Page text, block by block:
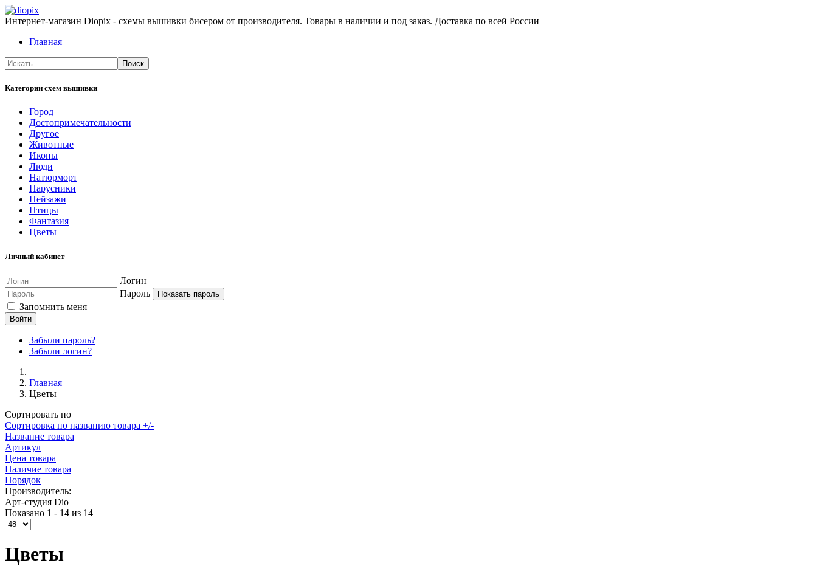
Интернет-магазин Diopix - схемы вышивки бисером от производителя. Товары в наличии и под заказ. Доставка по всей России
Главная
Категории схем вышивки
Город
Достопримечательности
Другое
Животные
Иконы
Люди
Натюрморт
Парусники
Пейзажи
Птицы
Фантазия
Цветы
Личный кабинет
Логин
Пароль
Показать пароль
Запомнить меня
Войти
Забыли пароль?
Забыли логин?
Главная
Цветы
Сортировать по
Сортировка по названию товара +/-
Название товара
Артикул
Цена товара
Наличие товара
Порядок
Производитель:
Арт-студия Dio
Показано 1 - 14 из 14
Цветы